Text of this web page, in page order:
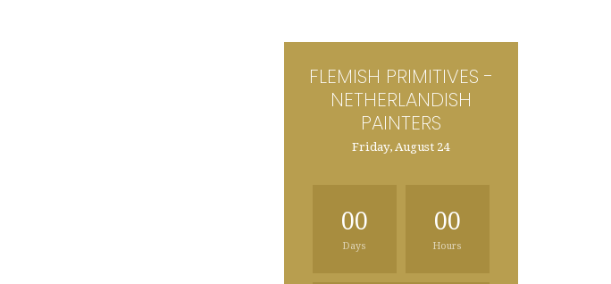
FLEMISH PRIMITIVES -
NETHERLANDISH
PAINTERS
Friday, August 24
00
Days
00
Hours